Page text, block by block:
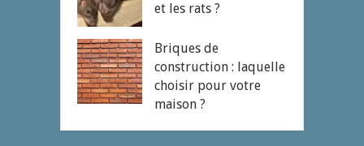
et les rats ?
Briques de
construction : laquelle
choisir pour votre
maison ?